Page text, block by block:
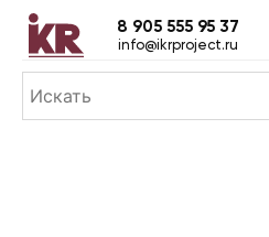
8 905 555 95 37
info@ikrproject.ru